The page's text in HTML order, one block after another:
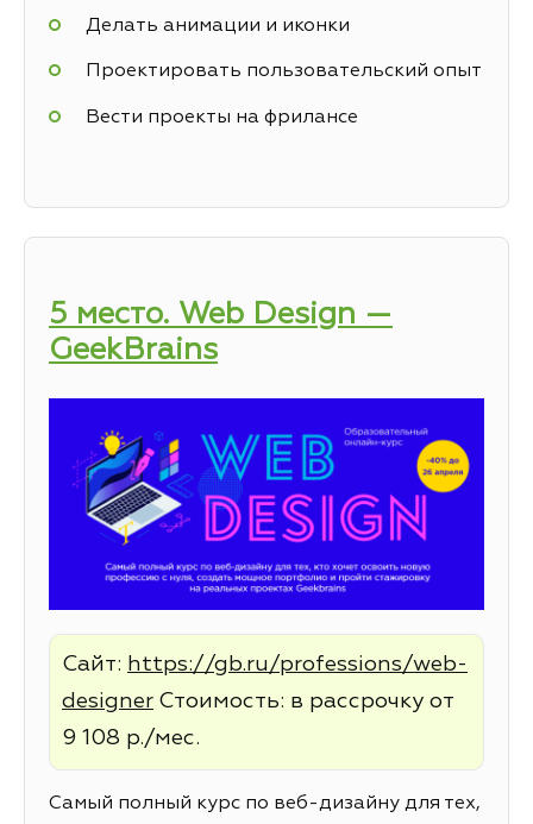
Делать анимации и иконки
Проектировать пользовательский опыт
Вести проекты на фрилансе
5 место. Web Design —
GeekBrains
Сайт: https://gb.ru/professions/web-
designer Стоимость: в рассрочку от
9 108 р./мес.
Самый полный курс по веб-дизайну для тех,